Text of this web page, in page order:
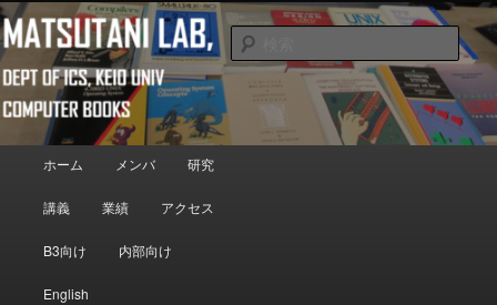
メインコンテンツへ移動
Matsutani Lab
Department of Information and Computer Science, Keio University
検
索
メインメニュー
ホーム メンバ 研究
講義 業績 アクセス
B3向け 内部向け
English